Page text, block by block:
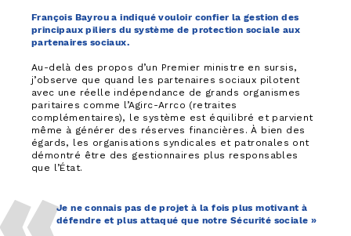
François Bayrou a indiqué vouloir confier la gestion des
principaux piliers du système de protection sociale aux
partenaires sociaux.
Au-delà des propos d’un Premier ministre en sursis,
j’observe que quand les partenaires sociaux pilotent
avec une réelle indépendance de grands organismes
paritaires comme l’Agirc-Arrco (retraites
complémentaires), le système est équilibré et parvient
même à générer des réserves financières. À bien des
égards, les organisations syndicales et patronales ont
démontré être des gestionnaires plus responsables
que l’État.
Je ne connais pas de projet à la fois plus motivant à
défendre et plus attaqué que notre Sécurité sociale »